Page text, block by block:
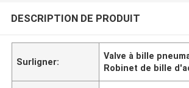
DESCRIPTION DE PRODUIT
Surligner:
Valve à bille
Robinet de bille